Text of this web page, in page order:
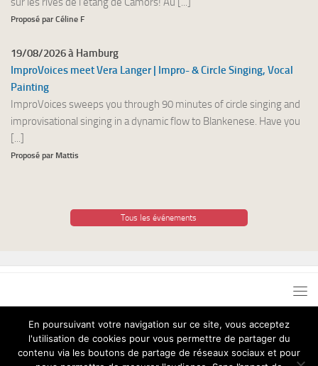
Proposé par Céline F
19/08/2026 à Hamburg
ImproVoices meet Vera Langer | Impro- & Circle Singing, Vocal
Painting
ImproVoices sweeps you through 90 minutes of circle singing and
improvisational singing in a dynamic flow to Blankenese. Have you
[...]
Proposé par Mattis
Tous les événements
Chant pour Tous © 2026. Tous droits réservés.
En poursuivant votre navigation sur ce site, vous acceptez
l'utilisation de cookies pour vous permettre de partager du
contenu via les boutons de partage de réseaux sociaux et pour